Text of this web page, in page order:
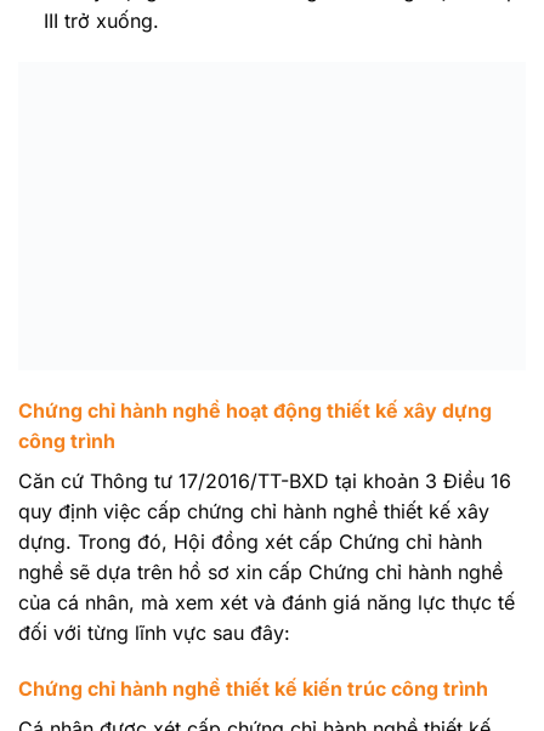
III trở xuống.
Chứng chỉ hành nghề hoạt động thiết kế xây dựng
công trình
Căn cứ Thông tư 17/2016/TT-BXD tại khoản 3 Điều 16
quy định việc cấp chứng chỉ hành nghề thiết kế xây
dựng. Trong đó, Hội đồng xét cấp Chứng chỉ hành
nghề sẽ dựa trên hồ sơ xin cấp Chứng chỉ hành nghề
của cá nhân, mà xem xét và đánh giá năng lực thực tế
đối với từng lĩnh vực sau đây:
Chứng chỉ hành nghề thiết kế kiến trúc công trình